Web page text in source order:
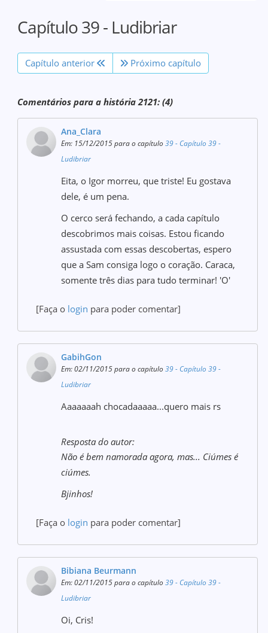
Capítulo 39 - Ludibriar
Capítulo anterior Próximo capítulo
Comentários para a história 2121: (4)
Ana_Clara
Em: 15/12/2015 para o capítulo39 - Capítulo 39 -
Ludibriar
Eita, o Igor morreu, que triste! Eu gostava
dele, é um pena.
O cerco será fechando, a cada capítulo
descobrimos mais coisas. Estou ficando
assustada com essas descobertas, espero
que a Sam consiga logo o coração. Caraca,
somente três dias para tudo terminar! 'O'
[Faça o login para poder comentar]
GabihGon
Em: 02/11/2015 para o capítulo39 - Capítulo 39 -
Ludibriar
Aaaaaaah chocadaaaaa...quero mais rs
Resposta do autor:
Não é bem namorada agora, mas... Ciúmes é
ciúmes.
Bjinhos!
[Faça o login para poder comentar]
Bibiana Beurmann
Em: 02/11/2015 para o capítulo39 - Capítulo 39 -
Ludibriar
Oi, Cris!